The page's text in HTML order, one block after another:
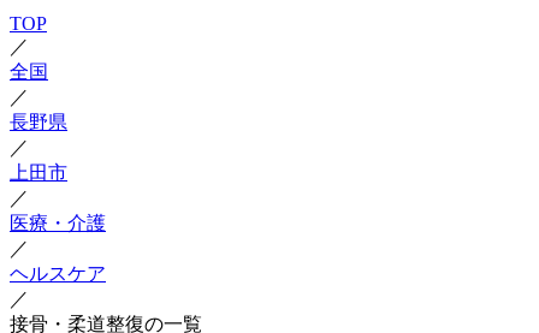
TOP
／
全国
／
長野県
／
上田市
／
医療・介護
／
ヘルスケア
／
接骨・柔道整復の一覧